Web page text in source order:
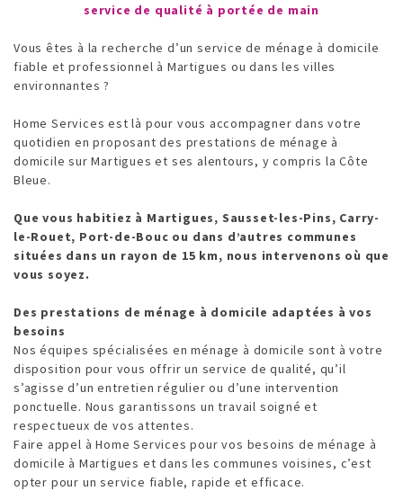
service de qualité à portée de main
Vous êtes à la recherche d’un service de ménage à domicile
fiable et professionnel à Martigues ou dans les villes
environnantes ?
Home Services est là pour vous accompagner dans votre
quotidien en proposant des prestations de ménage à
domicile sur Martigues et ses alentours, y compris la Côte
Bleue.
Que vous habitiez à Martigues, Sausset-les-Pins, Carry-
le-Rouet, Port-de-Bouc ou dans d’autres communes
situées dans un rayon de 15 km, nous intervenons où que
vous soyez.
Des prestations de ménage à domicile adaptées à vos
besoins
Nos équipes spécialisées en ménage à domicile sont à votre
disposition pour vous offrir un service de qualité, qu’il
s’agisse d’un entretien régulier ou d’une intervention
ponctuelle. Nous garantissons un travail soigné et
respectueux de vos attentes.
Faire appel à Home Services pour vos besoins de ménage à
domicile à Martigues et dans les communes voisines, c’est
opter pour un service fiable, rapide et efficace.